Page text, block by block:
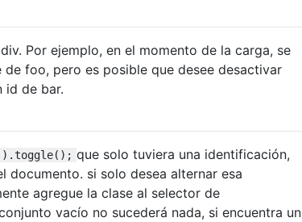
Por ejemplo, en el momento de la carga, se
foo, pero es posible que desee desactivar
id de bar.
que solo tuviera una identificación,
documento. si solo desea alternar esa
agregue la clase al selector de
vacío no sucederá nada, si encuentra un